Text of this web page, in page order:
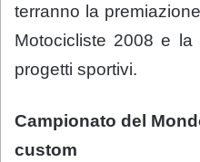
terranno la
Motocicliste 2008 e la
progetti sportivi.
Campionato del
custom